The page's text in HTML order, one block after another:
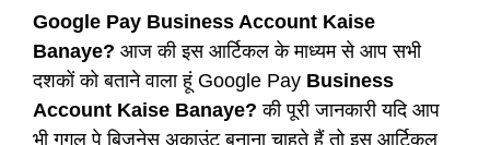
Google Pay Business Account Kaise
Banaye? आज की इस आर्टिकल के माध्यम से आप सभी
दशकों को बताने वाला हूं Google Pay Business
Account Kaise Banaye?की पूरी जानकारी यदि आप
भी गूगल पे बिजनेस अकाउंट बनाना चाहते हैं तो इस आर्टिकल